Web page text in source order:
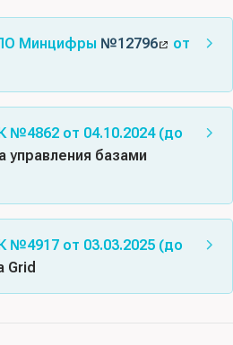
Минцифры №12796
от
Picodata для продуктивной
среды; Picodata для
для продуктивной
Grid
управления базами
Обеспечение программное
от 04.10.2024 (до
управления базами
документов: Требования
к СУБД(6)
, испытательная
Софт», орган
от 03.03.2025 (до
Grid